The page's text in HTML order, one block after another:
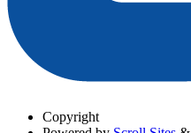
Copyright